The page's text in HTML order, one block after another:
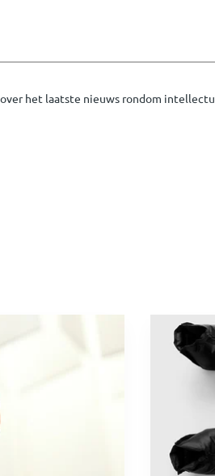
het laatste nieuws rondom